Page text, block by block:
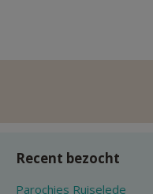
Recent bezocht
Parochies Ruiselede